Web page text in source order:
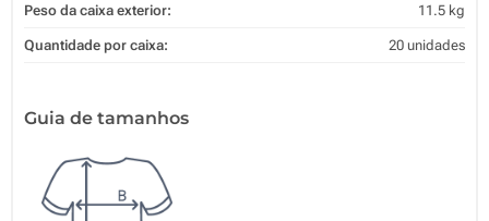
Peso da caixa exterior: 11.5 kg
Quantidade por caixa: 20 unidades
Guia de tamanhos